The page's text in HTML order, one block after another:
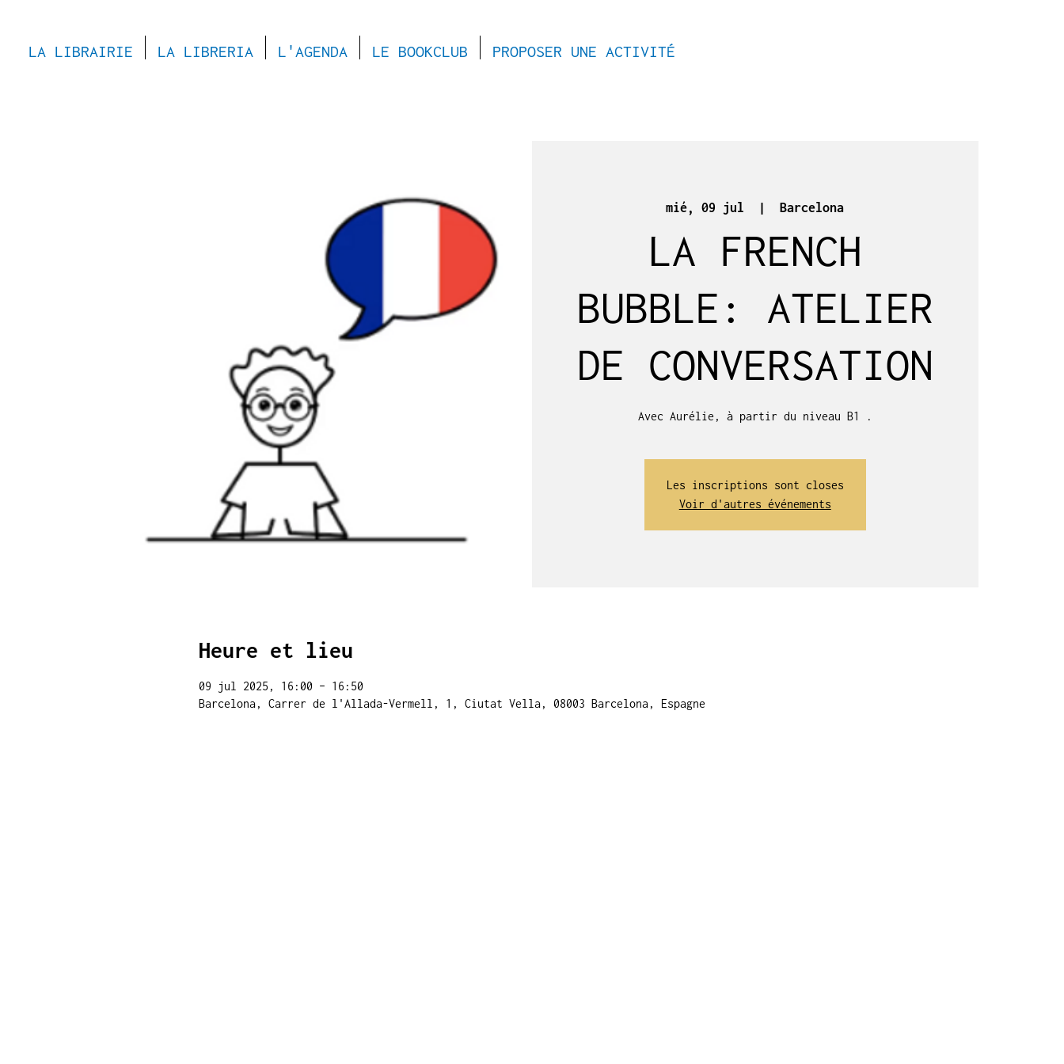
LA LIBRAIRIE LA LIBRERIA L'AGENDA LE BOOKCLUB PROPOSER UNE ACTIVITÉ
mié, 09 jul
  |
Barcelona
LA FRENCH
BUBBLE: ATELIER
DE CONVERSATION
Avec Aurélie, à partir du niveau B1 .
Les inscriptions sont closes
Voir d'autres événements
Heure et lieu
09 jul 2025, 16:00 – 16:50
Barcelona, Carrer de l'Allada-Vermell, 1, Ciutat Vella, 08003 Barcelona, Espagne